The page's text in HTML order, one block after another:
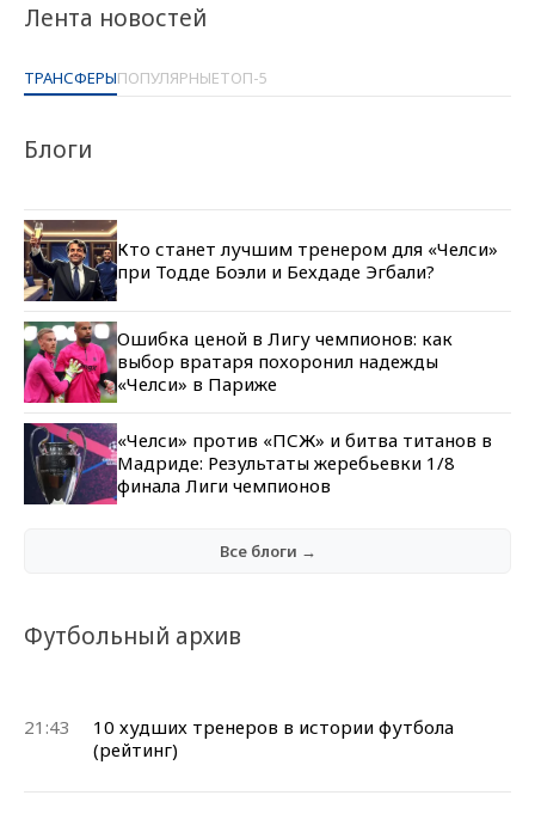
Лента новостей
ТРАНСФЕРЫПОПУЛЯРНЫЕТОП-5
Блоги
Кто станет лучшим тренером для «Челси»
при Тодде Боэли и Бехдаде Эгбали?
Ошибка ценой в Лигу чемпионов: как
выбор вратаря похоронил надежды
«Челси» в Париже
«Челси» против «ПСЖ» и битва титанов в
Мадриде: Результаты жеребьевки 1/8
финала Лиги чемпионов
Все блоги →
Футбольный архив
21:43
10 худших тренеров в истории футбола
(рейтинг)